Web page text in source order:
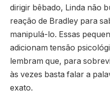
dirigir bêbado, Linda não
reação de Bradley para
manipulá-lo. Essas
adicionam tensão
lembram que, para
às vezes basta falar a
exato.